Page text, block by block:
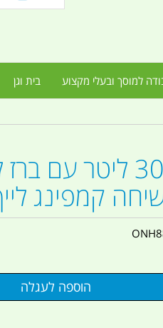
למוסך ובעלי מקצוע בית וגן
צידנית 30 ליטר עם
קמפינג